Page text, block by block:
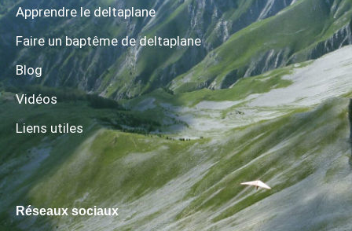
Apprendre le deltaplane
Faire un baptême de deltaplane
Blog
Vidéos
Liens utiles
Réseaux sociaux